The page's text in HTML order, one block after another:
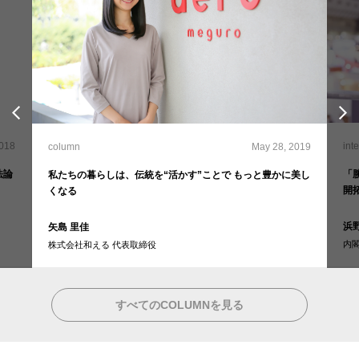
論
column May 28, 2019
私たちの暮らしは、伝統を“活かす”ことで もっと豊かに美し
くなる
矢島 里佳
株式会社和える 代表取締役
開
浜
内
すべてのCOLUMNを見る